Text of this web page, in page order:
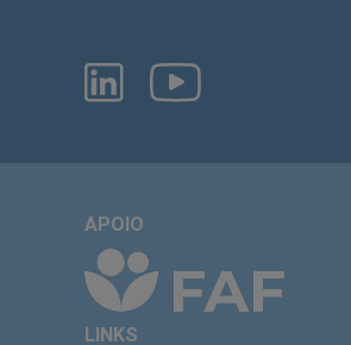
APOIO
LINKS